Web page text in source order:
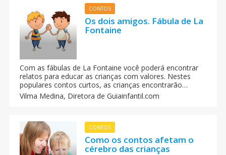
CONTOS
Os dois amigos. Fábula de La
Fontaine
Com as fábulas de La Fontaine você poderá encontrar
relatos para educar as crianças com valores. Nestes
populares contos curtos, as crianças encontrarão
valiosas lições sobre a honestidade ou a solidariedade.
Na fábula 'os dois amigos' mostra o valor da amizade.
Vilma Medina, Diretora de Guiainfantil.com
CONTOS
Como os contos afetam o
cérebro das crianças